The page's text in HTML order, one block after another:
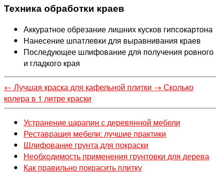
Техника обработки краев
Аккуратное обрезание лишних кусков гипсокартона
Нанесение шпатлевки для выравнивания краев
Последующее шлифование для получения ровного
и гладкого края
← Лучшая краска для кафельной плитки → Сколько
колера в 1 литре краски
Устранение царапин с деревянной мебели
Реставрация мебели: лучшие практики
Шлифование грунта для покраски
Необходимость применения грунтовки для дерева
Как правильно покрасить плитку